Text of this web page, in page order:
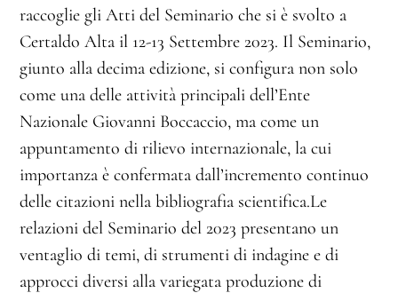
raccoglie gli Atti del Seminario che si è svolto a
Certaldo Alta il 12-13 Settembre 2023. Il Seminario,
giunto alla decima edizione, si configura non solo
come una delle attività principali dell’Ente
Nazionale Giovanni Boccaccio, ma come un
appuntamento di rilievo internazionale, la cui
importanza è confermata dall’incremento continuo
delle citazioni nella bibliografia scientifica.Le
relazioni del Seminario del 2023 presentano un
ventaglio di temi, di strumenti di indagine e di
approcci diversi alla variegata produzione di